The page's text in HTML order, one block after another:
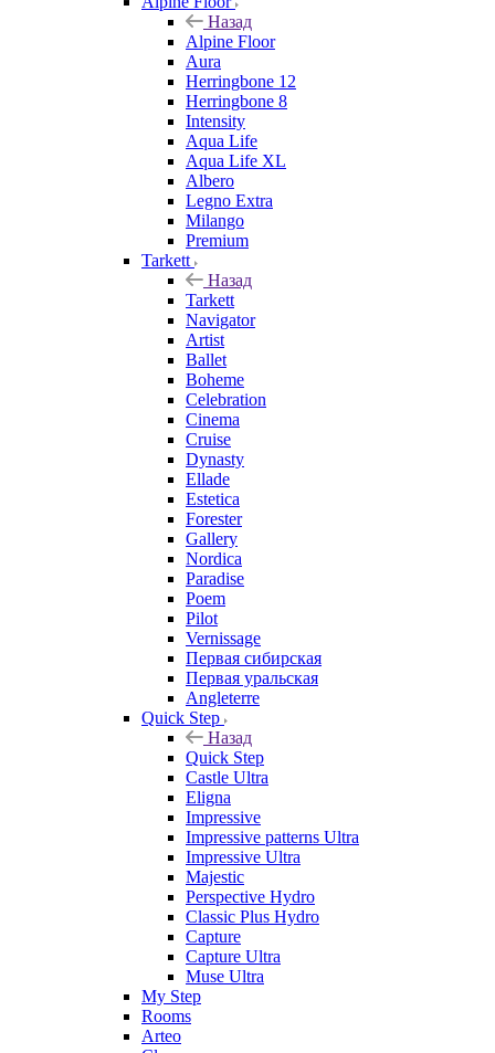
Назад
Alpine Floor
Aura
Herringbone 12
Herringbone 8
Intensity
Aqua Life
Aqua Life XL
Albero
Legno Extra
Milango
Premium
Tarkett
Назад
Tarkett
Navigator
Artist
Ballet
Boheme
Celebration
Cinema
Cruise
Dynasty
Ellade
Estetica
Forester
Gallery
Nordica
Paradise
Poem
Pilot
Vernissage
Первая сибирская
Первая уральская
Angleterre
Quick Step
Назад
Quick Step
Castle Ultra
Eligna
Impressive
Impressive patterns Ultra
Impressive Ultra
Majestic
Perspective Hydro
Classic Plus Hydro
Capture
Capture Ultra
Muse Ultra
My Step
Rooms
Arteo